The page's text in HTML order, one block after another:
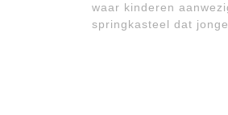
waar kinderen
springkasteel dat